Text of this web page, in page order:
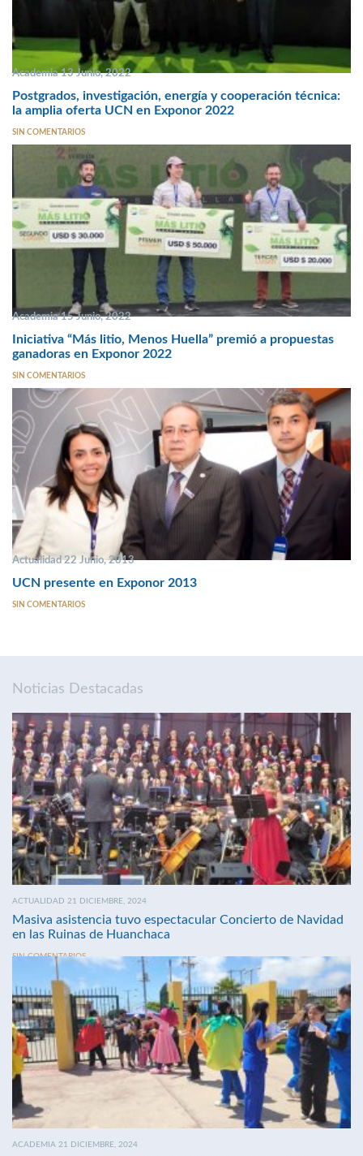
Academia 13 Junio, 2022
Postgrados, investigación, energía y cooperación técnica:
la amplia oferta UCN en Exponor 2022
SIN COMENTARIOS
Academia 15 Junio, 2022
Iniciativa “Más litio, Menos Huella” premió a propuestas
ganadoras en Exponor 2022
SIN COMENTARIOS
Actualidad 22 Junio, 2013
UCN presente en Exponor 2013
SIN COMENTARIOS
Noticias Destacadas
ACTUALIDAD 21 DICIEMBRE, 2024
Masiva asistencia tuvo espectacular Concierto de Navidad
en las Ruinas de Huanchaca
SIN COMENTARIOS
ACADEMIA 21 DICIEMBRE, 2024